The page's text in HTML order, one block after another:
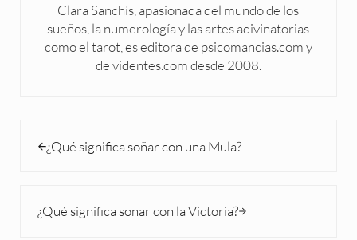
Clara Sanchís, apasionada del mundo de los
sueños, la numerología y las artes adivinatorias
como el tarot, es editora de psicomancias.com y
de videntes.com desde 2008.
¿Qué significa soñar con una Mula?
¿Qué significa soñar con la Victoria?